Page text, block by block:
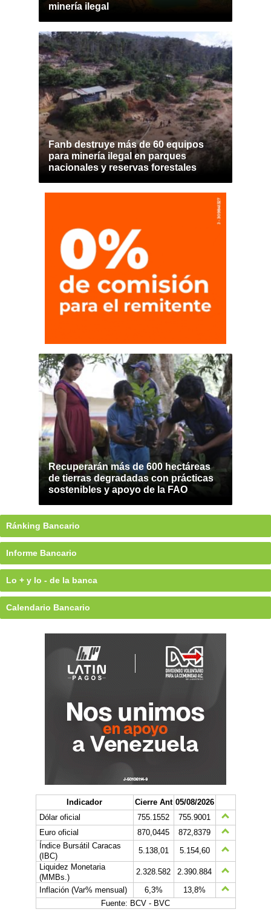
minería ilegal
Fanb destruye más de 60 equipos
para minería ilegal en parques
nacionales y reservas forestales
Recuperarán más de 600 hectáreas
de tierras degradadas con prácticas
sostenibles y apoyo de la FAO
Ránking Bancario
Informe Bancario
Lo + y lo - de la banca
Calendario Bancario
Indicador Cierre Ant 05/08/2026
Dólar oficial
755.1552
755.9001
Euro oficial
870,0445
872,8379
Índice Bursátil Caracas
(IBC)
5.138,01
5.154,60
Liquidez Monetaria
(MMBs.)
2.328.582
2.390.884
Inflación (Var% mensual)
6,3%
13,8%
Fuente: BCV - BVC